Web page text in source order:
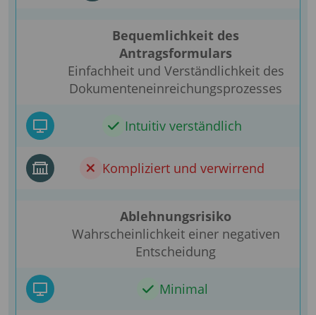
Bequemlichkeit des
Antragsformulars
Einfachheit und Verständlichkeit des
Dokumenteneinreichungsprozesses
Intuitiv verständlich
Kompliziert und verwirrend
Ablehnungsrisiko
Wahrscheinlichkeit einer negativen
Entscheidung
Minimal